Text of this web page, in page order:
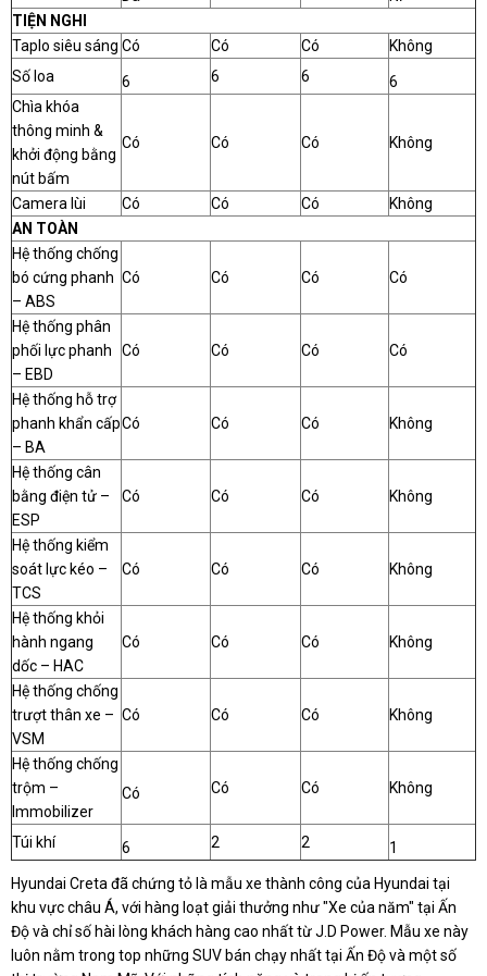
TIỆN NGHI
Taplo siêu sáng Có Có Có
Không
Số loa
6 6 6
6
Chìa khóa
thông minh &
khởi động bằng
nút bấm
Có Có Có Không
Camera lùi Có Có Có
Không
AN TOÀN
Hệ thống chống
bó cứng phanh
– ABS
Có Có Có Có
Hệ thống phân
phối lực phanh
– EBD
Có Có Có Có
Hệ thống hỗ trợ
phanh khẩn cấp
– BA
Có Có Có Không
Hệ thống cân
bằng điện tử –
ESP
Có Có Có Không
Hệ thống kiểm
soát lực kéo –
TCS
Có Có Có Không
Hệ thống khỏi
hành ngang
dốc – HAC
Có Có Có Không
Hệ thống chống
trượt thân xe –
VSM
Có Có Có Không
Hệ thống chống
trộm –
Immobilizer
Có Có Có Không
Túi khí 6 2 2 1
Hyundai Creta đã chứng tỏ là mẫu xe thành công của Hyundai tại
khu vực châu Á, với hàng loạt giải thưởng như "Xe của năm" tại Ấn
Độ và chỉ số hài lòng khách hàng cao nhất từ J.D Power. Mẫu xe này
luôn nằm trong top những SUV bán chạy nhất tại Ấn Độ và một số